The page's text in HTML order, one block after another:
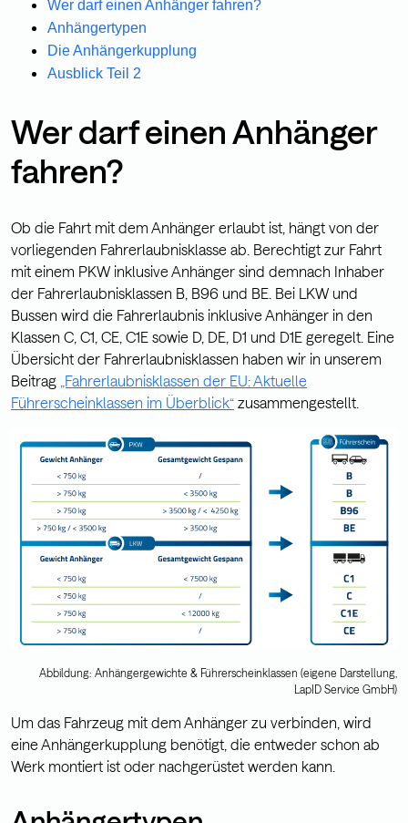
Wer darf einen Anhänger fahren?
Anhängertypen
Die Anhängerkupplung
Ausblick Teil 2
Wer darf einen Anhänger
fahren?
Ob die Fahrt mit dem Anhänger erlaubt ist, hängt von der
vorliegenden Fahrerlaubnisklasse ab. Berechtigt zur Fahrt
mit einem PKW inklusive Anhänger sind demnach Inhaber
der Fahrerlaubnisklassen B, B96 und BE. Bei LKW und
Bussen wird die Fahrerlaubnis inklusive Anhänger in den
Klassen C, C1, CE, C1E sowie D, DE, D1 und D1E geregelt. Eine
Übersicht der Fahrerlaubnisklassen haben wir in unserem
Beitrag „Fahrerlaubnisklassen der EU: Aktuelle
Führerscheinklassen im Überblick“ zusammengestellt.
Abbildung: Anhängergewichte & Führerscheinklassen (eigene Darstellung,
LapID Service GmbH)
Um das Fahrzeug mit dem Anhänger zu verbinden, wird
eine Anhängerkupplung benötigt, die entweder schon ab
Werk montiert ist oder nachgerüstet werden kann.